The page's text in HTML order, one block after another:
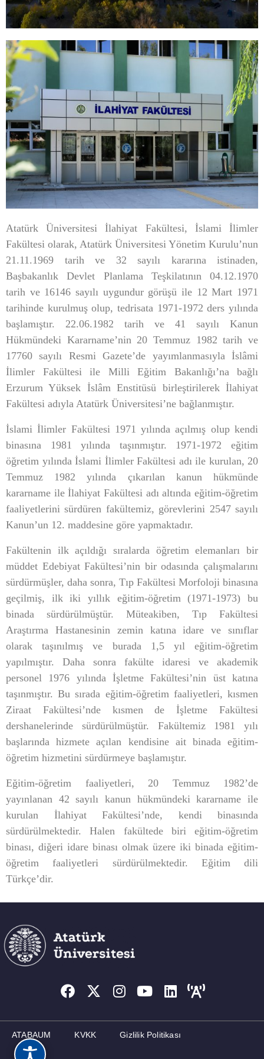
MEZUNLAR
İLETIŞIM
Atatürk Üniversitesi İlahiyat Fakültesi, İslami İlimler
Fakültesi olarak, Atatürk Üniversitesi Yönetim Kurulu’nun
21.11.1969 tarih ve 32 sayılı kararına istinaden,
Başbakanlık Devlet Planlama Teşkilatının 04.12.1970
tarih ve 16146 sayılı uygundur görüşü ile 12 Mart 1971
tarihinde kurulmuş olup, tedrisata 1971-1972 ders yılında
başlamıştır. 22.06.1982 tarih ve 41 sayılı Kanun
Hükmündeki Kararname’nin 20 Temmuz 1982 tarih ve
17760 sayılı Resmi Gazete’de yayımlanmasıyla İslâmi
İlimler Fakültesi ile Milli Eğitim Bakanlığı’na bağlı
Erzurum Yüksek İslâm Enstitüsü birleştirilerek İlahiyat
Fakültesi adıyla Atatürk Üniversitesi’ne bağlanmıştır.
İslami İlimler Fakültesi 1971 yılında açılmış olup kendi
binasına 1981 yılında taşınmıştır. 1971-1972 eğitim
öğretim yılında İslami İlimler Fakültesi adı ile kurulan, 20
Temmuz 1982 yılında çıkarılan kanun hükmünde
kararname ile İlahiyat Fakültesi adı altında eğitim-öğretim
faaliyetlerini sürdüren fakültemiz, görevlerini 2547 sayılı
Kanun’un 12. maddesine göre yapmaktadır.
Fakültenin ilk açıldığı sıralarda öğretim elemanları bir
müddet Edebiyat Fakültesi’nin bir odasında çalışmalarını
sürdürmüşler, daha sonra, Tıp Fakültesi Morfoloji binasına
geçilmiş, ilk iki yıllık eğitim-öğretim (1971-1973) bu
binada sürdürülmüştür. Müteakiben, Tıp Fakültesi
Araştırma Hastanesinin zemin katına idare ve sınıflar
olarak taşınılmış ve burada 1,5 yıl eğitim-öğretim
yapılmıştır. Daha sonra fakülte idaresi ve akademik
personel 1976 yılında İşletme Fakültesi’nin üst katına
taşınmıştır. Bu sırada eğitim-öğretim faaliyetleri, kısmen
Ziraat Fakültesi’nde kısmen de İşletme Fakültesi
dershanelerinde sürdürülmüştür. Fakültemiz 1981 yılı
başlarında hizmete açılan kendisine ait binada eğitim-
öğretim hizmetini sürdürmeye başlamıştır.
Eğitim-öğretim faaliyetleri, 20 Temmuz 1982’de
yayınlanan 42 sayılı kanun hükmündeki kararname ile
kurulan İlahiyat Fakültesi’nde, kendi binasında
sürdürülmektedir. Halen fakültede biri eğitim-öğretim
binası, diğeri idare binası olmak üzere iki binada eğitim-
öğretim faaliyetleri sürdürülmektedir. Eğitim dili
Türkçe’dir.
ATABAUM KVKK Gizlilik Politikası